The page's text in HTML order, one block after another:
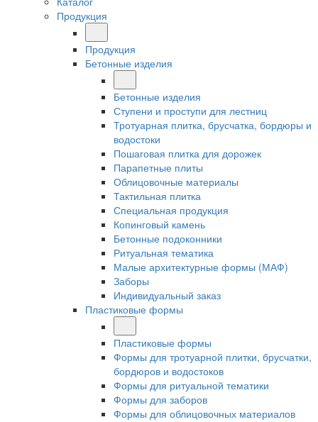
Продукция
Продукция
Бетонные изделия
Бетонные изделия
Ступени и проступи для лестниц
Тротуарная плитка, брусчатка, бордюры и
водостоки
Пошаговая плитка для дорожек
Парапетные плиты
Облицовочные материалы
Тактильная плитка
Специальная продукция
Копинговый камень
Бетонные подоконники
Ритуальная тематика
Малые архитектурные формы (МАФ)
Заборы
Индивидуальный заказ
Пластиковые формы
Пластиковые формы
Формы для тротуарной плитки, брусчатки,
бордюров и водостоков
Формы для ритуальной тематики
Формы для заборов
Формы для облицовочных материалов